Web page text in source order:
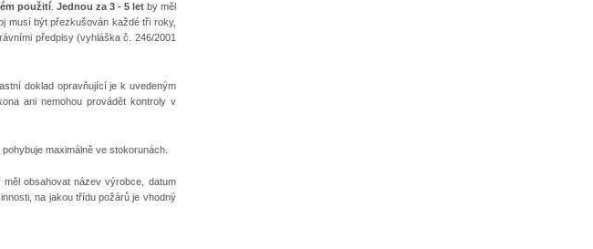
použití. Jednou za 3 - 5 letby měl
musí být přezkušován každé tři roky,
předpisy (vyhláška č. 246/2001
doklad opravňující je k uvedeným
ani nemohou provádět kontroly v
maximálně ve stokorunách.
měl obsahovat název výrobce, datum
na jakou třídu požárů je vhodný